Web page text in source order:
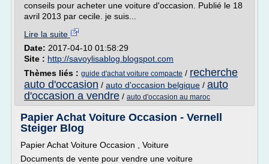
conseils pour acheter une voiture d'occasion. Publié le 18
avril 2013 par cecile. je suis...
Lire la suite
Date: 2017-04-10 01:58:29
Site : http://savoylisablog.blogspot.com
Thèmes liés : guide d'achat voiture compacte / recherche
auto d'occasion / auto d'occasion belgique / auto
d'occasion a vendre / auto d'occasion au maroc
Papier Achat Voiture Occasion - Vernell
Steiger Blog
Papier Achat Voiture Occasion , Voiture
Documents de vente pour vendre une voiture